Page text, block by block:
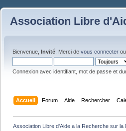
Association Libre
Bienvenue, Invité . Merci de vous connecter
Connexion avec identifiant, mot de passe et
Accueil Forum Aide Rechercher
Association Libre d'Aide a la Recherche sur la